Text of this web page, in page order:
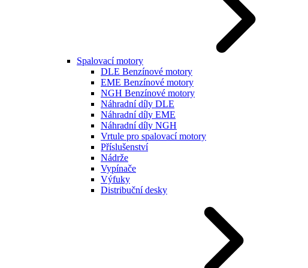
Spalovací motory
DLE Benzínové motory
EME Benzínové motory
NGH Benzínové motory
Náhradní díly DLE
Náhradní díly EME
Náhradní díly NGH
Vrtule pro spalovací motory
Příslušenství
Nádrže
Vypínače
Výfuky
Distribuční desky